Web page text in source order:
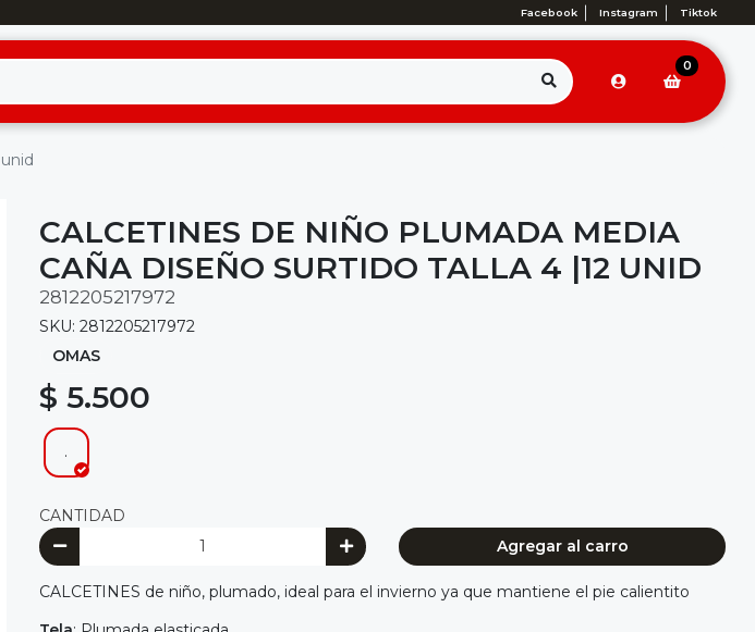
Facebook Instagram Tiktok
0
CALCETINES DE NIÑO PLUMADA MEDIA
CAÑA DISEÑO SURTIDO TALLA 4 |12 UNID
2812205217972
SKU: 2812205217972
OMAS
$ 5.500
.
CANTIDAD
Agregar al carro
CALCETINES de niño, plumado, ideal para el invierno ya que mantiene el pie calientito